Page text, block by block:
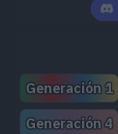
Generación 1
Generación 4